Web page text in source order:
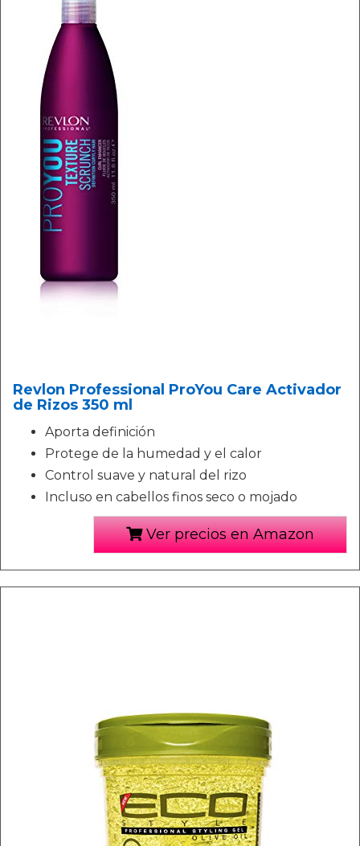
Revlon Professional ProYou Care Activador
de Rizos 350 ml
Aporta definición
Protege de la humedad y el calor
Control suave y natural del rizo
Incluso en cabellos finos seco o mojado
Ver precios en Amazon